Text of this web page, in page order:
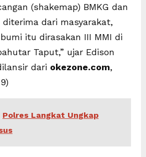
(shakemap) BMKG dan
diterima dari masyarakat,
itu dirasakan III MMI di
Taput,” ujar Edison
dari okezone.com,
Polres Langkat Ungkap